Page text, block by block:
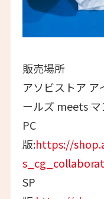
販売場所
アソビストア
ールズ meets
PC
版:https://
SP